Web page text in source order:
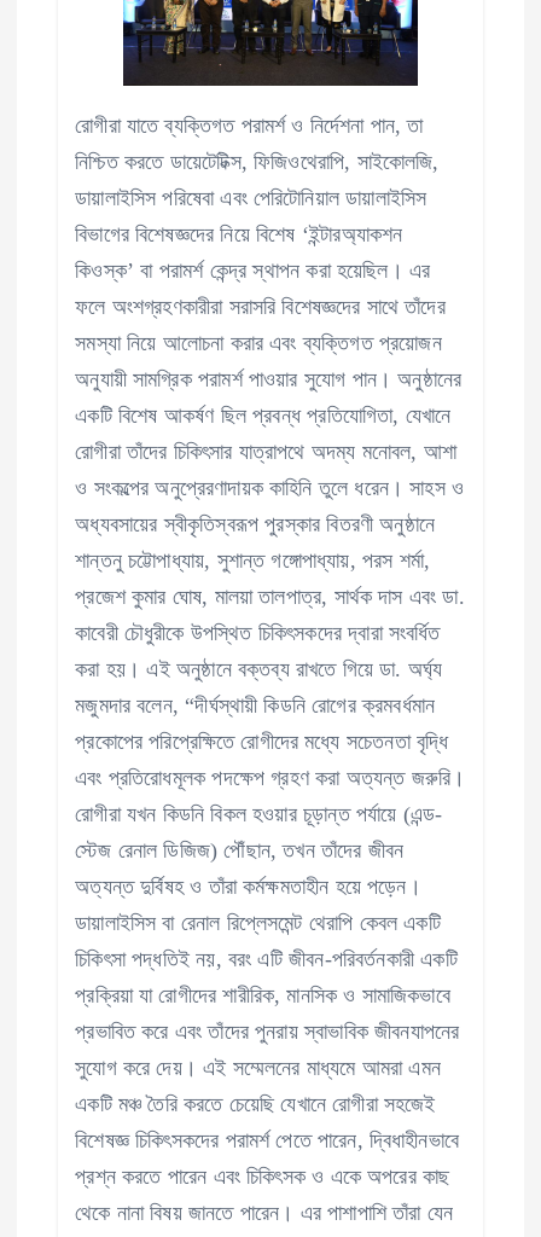
রোগীরা যাতে ব্যক্তিগত পরামর্শ ও নির্দেশনা পান, তা
নিশ্চিত করতে ডায়েটেটিক্স, ফিজিওথেরাপি, সাইকোলজি,
ডায়ালাইসিস পরিষেবা এবং পেরিটোনিয়াল ডায়ালাইসিস
বিভাগের বিশেষজ্ঞদের নিয়ে বিশেষ ‘ইন্টারঅ্যাকশন
কিওস্ক’ বা পরামর্শ কেন্দ্র স্থাপন করা হয়েছিল। এর
ফলে অংশগ্রহণকারীরা সরাসরি বিশেষজ্ঞদের সাথে তাঁদের
সমস্যা নিয়ে আলোচনা করার এবং ব্যক্তিগত প্রয়োজন
অনুযায়ী সামগ্রিক পরামর্শ পাওয়ার সুযোগ পান। অনুষ্ঠানের
একটি বিশেষ আকর্ষণ ছিল প্রবন্ধ প্রতিযোগিতা, যেখানে
রোগীরা তাঁদের চিকিৎসার যাত্রাপথে অদম্য মনোবল, আশা
ও সংকল্পের অনুপ্রেরণাদায়ক কাহিনি তুলে ধরেন। সাহস ও
অধ্যবসায়ের স্বীকৃতিস্বরূপ পুরস্কার বিতরণী অনুষ্ঠানে
শান্তনু চট্টোপাধ্যায়, সুশান্ত গঙ্গোপাধ্যায়, পরস শর্মা,
প্রজেশ কুমার ঘোষ, মালয়া তালপাত্র, সার্থক দাস এবং ডা.
কাবেরী চৌধুরীকে উপস্থিত চিকিৎসকদের দ্বারা সংবর্ধিত
করা হয়। এই অনুষ্ঠানে বক্তব্য রাখতে গিয়ে ডা. অর্ঘ্য
মজুমদার বলেন, “দীর্ঘস্থায়ী কিডনি রোগের ক্রমবর্ধমান
প্রকোপের পরিপ্রেক্ষিতে রোগীদের মধ্যে সচেতনতা বৃদ্ধি
এবং প্রতিরোধমূলক পদক্ষেপ গ্রহণ করা অত্যন্ত জরুরি।
রোগীরা যখন কিডনি বিকল হওয়ার চূড়ান্ত পর্যায়ে (এন্ড-
স্টেজ রেনাল ডিজিজ) পৌঁছান, তখন তাঁদের জীবন
অত্যন্ত দুর্বিষহ ও তাঁরা কর্মক্ষমতাহীন হয়ে পড়েন।
ডায়ালাইসিস বা রেনাল রিপ্লেসমেন্ট থেরাপি কেবল একটি
চিকিৎসা পদ্ধতিই নয়, বরং এটি জীবন-পরিবর্তনকারী একটি
প্রক্রিয়া যা রোগীদের শারীরিক, মানসিক ও সামাজিকভাবে
প্রভাবিত করে এবং তাঁদের পুনরায় স্বাভাবিক জীবনযাপনের
সুযোগ করে দেয়। এই সম্মেলনের মাধ্যমে আমরা এমন
একটি মঞ্চ তৈরি করতে চেয়েছি যেখানে রোগীরা সহজেই
বিশেষজ্ঞ চিকিৎসকদের পরামর্শ পেতে পারেন, দ্বিধাহীনভাবে
প্রশ্ন করতে পারেন এবং চিকিৎসক ও একে অপরের কাছ
থেকে নানা বিষয় জানতে পারেন। এর পাশাপাশি তাঁরা যেন